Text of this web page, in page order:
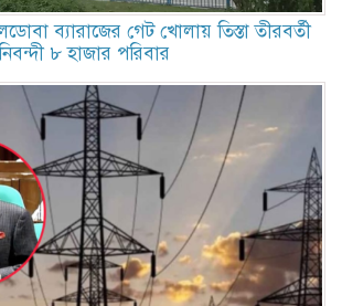
ব্যারাজের গেট খোলায় তিস্তা তীরবর্তী
৮ হাজার পরিবার